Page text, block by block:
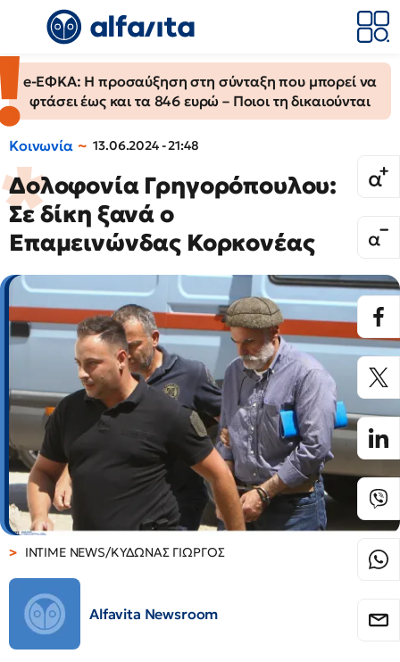
e-ΕΦΚΑ: Η προσαύξηση στη σύνταξη που μπορεί να
φτάσει έως και τα 846 ευρώ – Ποιοι τη δικαιούνται
Κοινωνία 13.06.2024 - 21:48
Δολοφονία Γρηγορόπουλου:
Σε δίκη ξανά ο
Επαμεινώνδας Κορκονέας
INTIME NEWS/ΚΥΔΩΝΑΣ ΓΙΩΡΓΟΣ
Alfavita Newsroom